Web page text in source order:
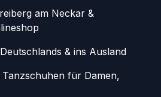
am Neckar &
& ins Ausland
für Damen,